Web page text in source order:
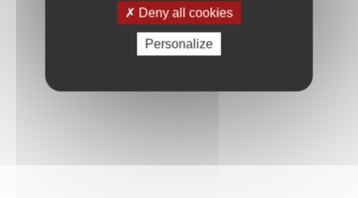
Deny all cookies
Personalize